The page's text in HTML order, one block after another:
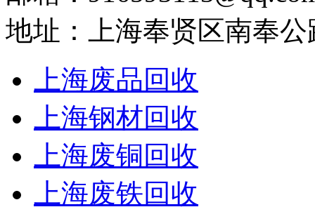
地址：上海奉贤区南奉公
上海废品回收
上海钢材回收
上海废铜回收
上海废铁回收